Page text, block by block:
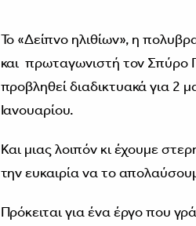
Το «Δείπνο ηλιθίων», η
και πρωταγωνιστή τον Σπύρο
προβληθεί διαδικτυακά για 2
Ιανουαρίου.
Και μιας λοιπόν κι έχουμε
την ευκαιρία να το
Πρόκειται για ένα έργο που